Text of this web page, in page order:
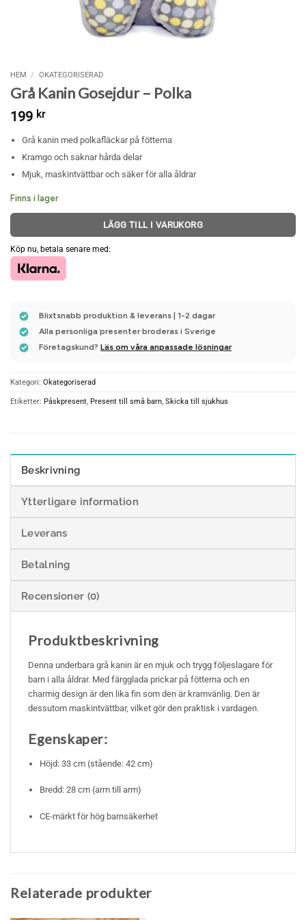
HEM / OKATEGORISERAD
Grå Kanin Gosejdur – Polka
199 kr
Grå kanin med polkafläckar på fötterna
Kramgo och saknar hårda delar
Mjuk, maskintvättbar och säker för alla åldrar
Finns i lager
LÄGG TILL I VARUKORG
Köp nu, betala senare med:
Blixtsnabb produktion & leverans | 1-2 dagar
Alla personliga presenter broderas i Sverige
Företagskund?Läs om våra anpassade lösningar
Kategori: Okategoriserad
Etiketter: Påskpresent, Present till små barn, Skicka till sjukhus
Beskrivning
Ytterligare information
Leverans
Betalning
Recensioner (0)
Produktbeskrivning
Denna underbara grå kanin är en mjuk och trygg följeslagare för
barn i alla åldrar. Med färgglada prickar på fötterna och en
charmig design är den lika fin som den är kramvänlig. Den är
dessutom maskintvättbar, vilket gör den praktisk i vardagen.
Egenskaper:
Höjd: 33 cm (stående: 42 cm)
Bredd: 28 cm (arm till arm)
CE-märkt för hög barnsäkerhet
Relaterade produkter